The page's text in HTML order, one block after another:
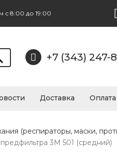
с 8:00 до 19:00
+7 (343) 247-
Доставка Оплата
(респираторы, маски,
3М 501 (средний)